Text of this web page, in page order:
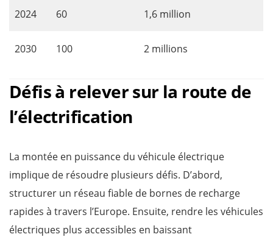
2024 60 1,6 million
2030 100 2 millions
Défis à relever sur la route de
l’électrification
La montée en puissance du véhicule électrique
implique de résoudre plusieurs défis. D’abord,
structurer un réseau fiable de bornes de recharge
rapides à travers l’Europe. Ensuite, rendre les véhicules
électriques plus accessibles en baissant